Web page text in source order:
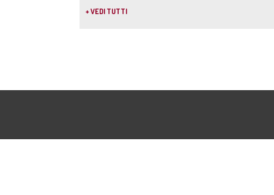
+ VEDI TUTTI